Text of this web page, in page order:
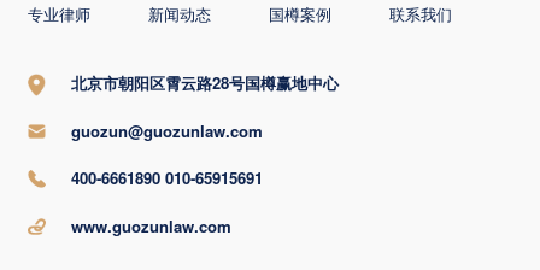
专业律师 新闻动态 国樽案例 联系我们
北京市朝阳区霄云路28号国樽赢地中心
guozun@guozunlaw.com
400-6661890 010-65915691
www.guozunlaw.com